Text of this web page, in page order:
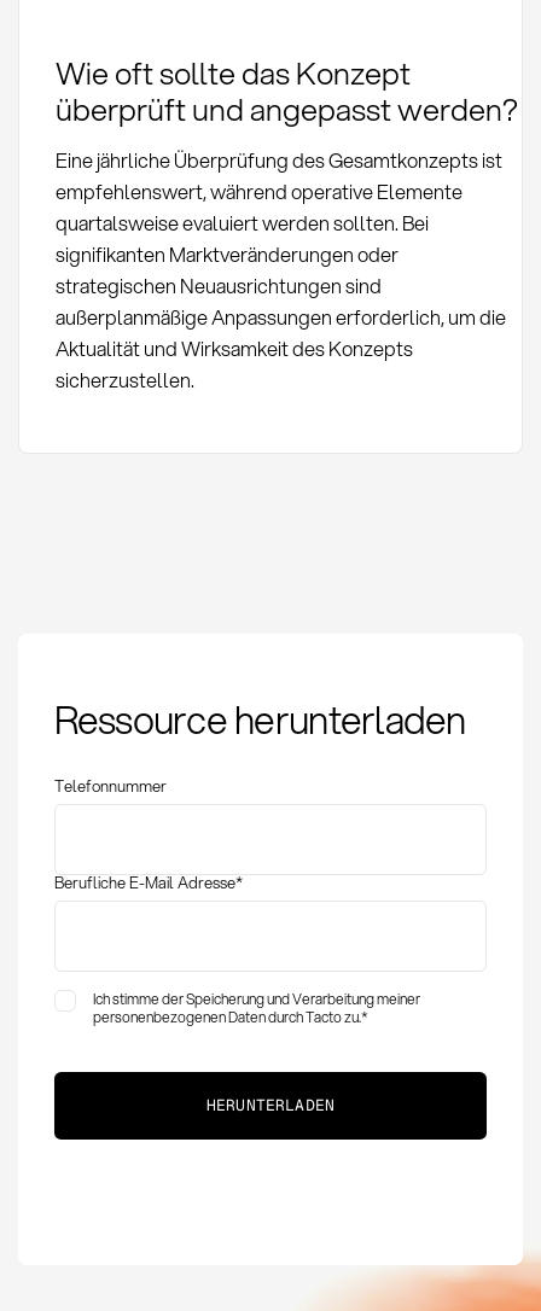
Wie oft sollte das Konzept
überprüft und angepasst werden?
Eine jährliche Überprüfung des Gesamtkonzepts ist
empfehlenswert, während operative Elemente
quartalsweise evaluiert werden sollten. Bei
signifikanten Marktveränderungen oder
strategischen Neuausrichtungen sind
außerplanmäßige Anpassungen erforderlich, um die
Aktualität und Wirksamkeit des Konzepts
sicherzustellen.
Definition und
strategische
Ressource herunterladen
Telefonnummer
Berufliche E-Mail Adresse*
Ich stimme der Speicherung und Verarbeitung meiner
personenbezogenen Daten durch Tacto zu.*